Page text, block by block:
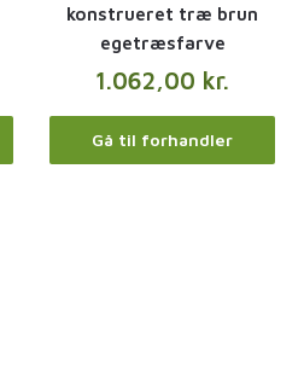
konstrueret træ brun
egetræsfarve
1.062,00 kr.
Gå til forhandler